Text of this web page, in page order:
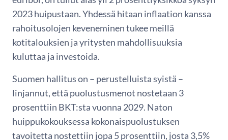
2023 huipustaan. Yhdessä hitaan inflaation kanssa
rahoitusolojen keveneminen tukee meillä
kotitalouksien ja yritysten mahdollisuuksia
kuluttaa ja investoida.
Suomen hallitus on – perustelluista syistä –
linjannut, että puolustusmenot nostetaan 3
prosenttiin BKT:sta vuonna 2029. Naton
huippukokouksessa kokonaispuolustuksen
tavoitetta nostettiin jopa 5 prosenttiin, josta 3,5%